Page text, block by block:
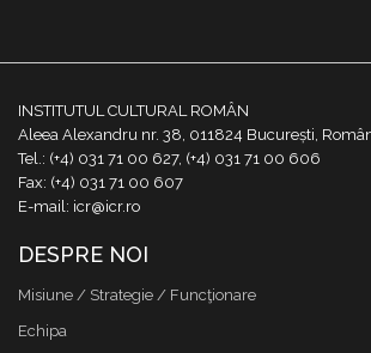
INSTITUTUL CULTURAL ROMÂN
Aleea Alexandru nr. 38, 011824 București,
Tel.: (+4) 031 71 00 627, (+4) 031 71 00 606
Fax: (+4) 031 71 00 607
E-mail: icr@icr.ro
DESPRE NOI
Misiune / Strategie / Funcţionare
Echipa